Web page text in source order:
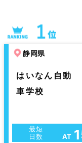
静岡県
はいなん自動
車学校
最短
日数
AT